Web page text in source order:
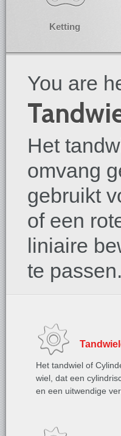
Ketting
You are
Het
omvang
gebruikt
of een
liniaire
te passen.
Het tandwiel of
wiel, dat een
en een uitwendige